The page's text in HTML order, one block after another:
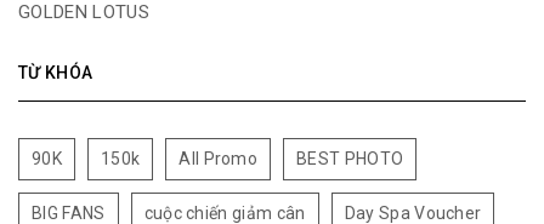
GOLDEN LOTUS
TỪ KHÓA
90K 150k All Promo BEST PHOTO
BIG FANS cuộc chiến giảm cân Day Spa Voucher